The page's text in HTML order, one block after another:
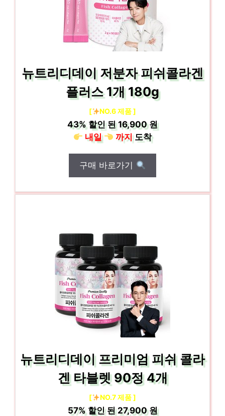
뉴트리디데이 저분자 피쉬콜라겐
플러스 1개 180g
[ NO.6 제품 ]
43%할인 된16,900 원
내일
까지도착
구매 바로가기
뉴트리디데이 프리미엄 피쉬 콜라
겐 타블렛 90정 4개
[ NO.7 제품 ]
57%할인 된27,900 원